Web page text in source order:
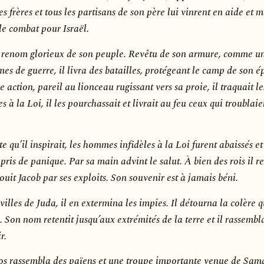
frères et tous les partisans de son père lui vinrent en aide et
combat pour Israël.
glorieux de son peuple. Revêtu de son armure, comme
de guerre, il livra des batailles, protégeant le camp de son
action, pareil au lionceau rugissant vers sa proie, il traquait
à la Loi, il les pourchassait et livrait au feu ceux qui
qu’il inspirait, les hommes infidèles à la Loi furent abaissés
de panique. Par sa main advint le salut. À bien des rois il
Jacob par ses exploits. Son souvenir est à jamais béni.
de Juda, il en extermina les impies. Il détourna la colère
Son nom retentit jusqu’aux extrémités de la terre et il